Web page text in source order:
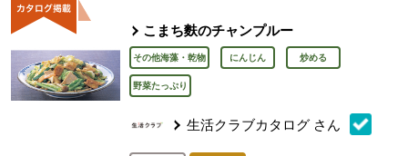
こまち麩のチャンプルー
その他海藻・乾物 にんじん 炒める
野菜たっぷり
生活クラブカタログ さん